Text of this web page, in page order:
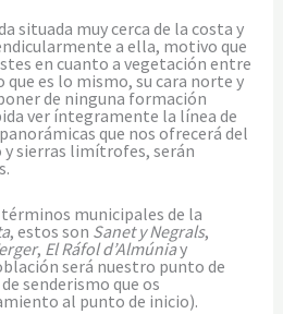
situada muy cerca de la costa y
a ella, motivo que
en cuanto a vegetación entre
es lo mismo, su cara norte y
de ninguna formación
ver íntegramente la línea de
que nos ofrecerá del
sierras limítrofes, serán
municipales de la
, estos son Sanet y Negrals,
, El Ráfol d’Almúniay
será nuestro punto de
senderismo que os
al punto de inicio).